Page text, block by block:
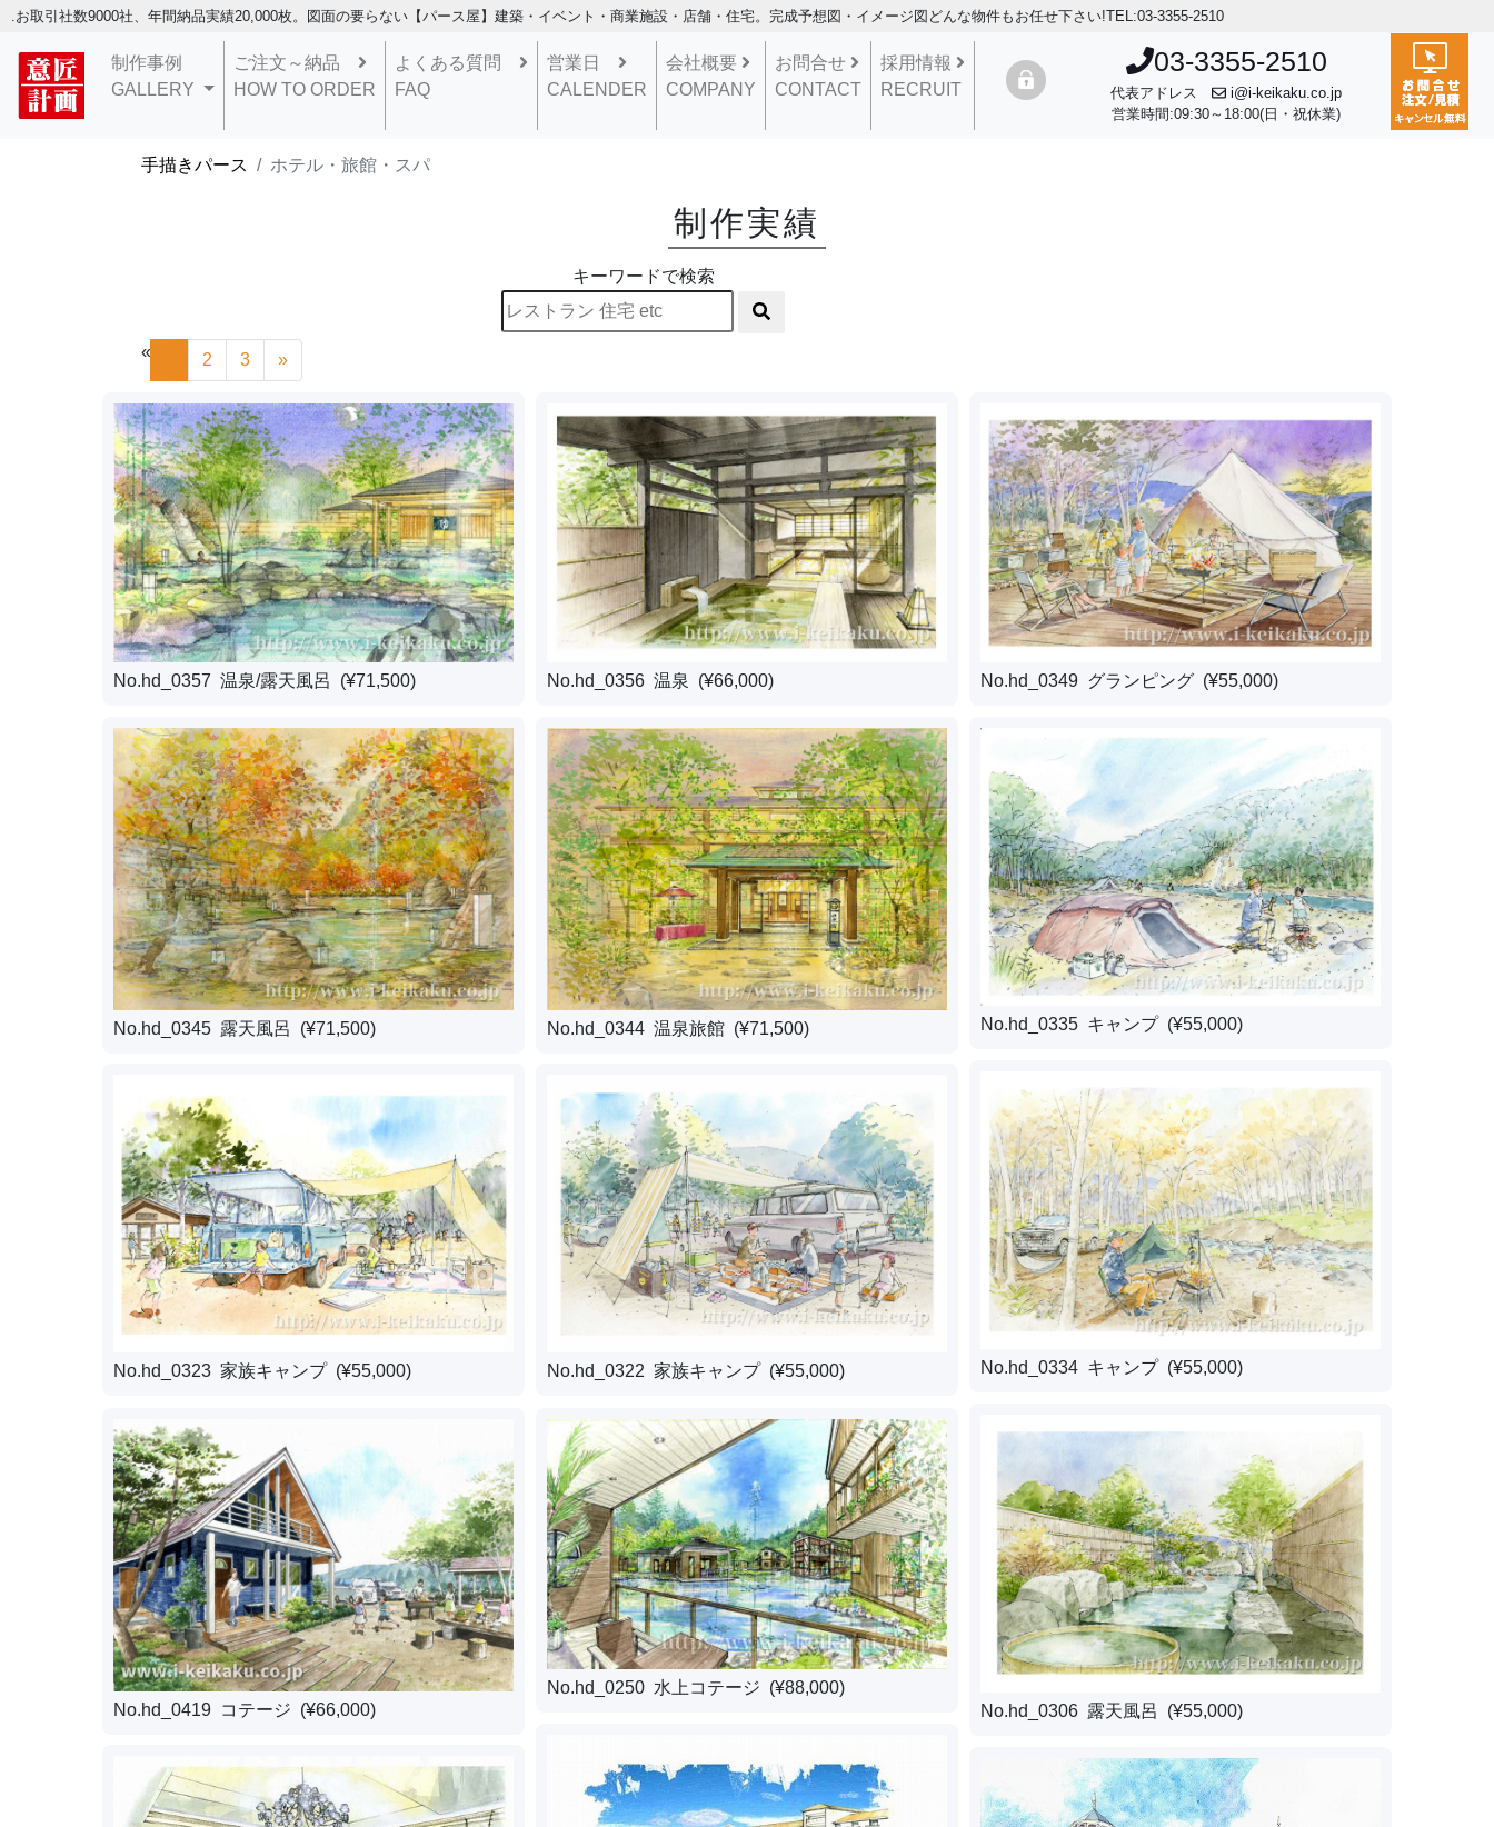
.お取引社数9000社、年間納品実績20,000枚。図面の要らない【パース屋】建築・イベント・商業施設・店舗・住宅。完成予想図・イメージ図どんな物件もお任せ下さい!TEL:03-3355-2510
制作事例
GALLERY
ご注文～納品
HOW TO ORDER
よくある質問
FAQ
営業日
CALENDER
会社概要
COMPANY
お問合せ
CONTACT
採用情報
RECRUIT
03-3355-2510
代表アドレス
i@i-keikaku.co.jp
営業時間:09:30～18:00(日・祝休業)
手描きパース ホテル・旅館・スパ
制作実績
キーワードで検索
« 2 3 »
No.hd_0357 温泉/露天風呂 (¥71,500) No.hd_0356 温泉 (¥66,000) No.hd_0349 グランピング (¥55,000)
No.hd_0345 露天風呂 (¥71,500) No.hd_0344 温泉旅館 (¥71,500) No.hd_0335 キャンプ (¥55,000)
No.hd_0334 キャンプ (¥55,000)
No.hd_0323 家族キャンプ (¥55,000) No.hd_0322 家族キャンプ (¥55,000)
No.hd_0306 露天風呂 (¥55,000)
No.hd_0419 コテージ (¥66,000)
No.hd_0250 水上コテージ (¥88,000)